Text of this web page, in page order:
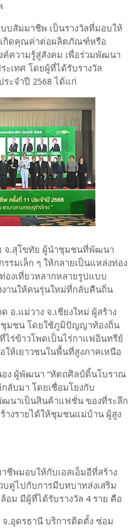
บสัมมาชีพ เป็นรางวัลที่มอบให้
เกิดคุณค่าต่อผลิตภัณฑ์หรือ
ค์ความรู้สู่สังคม เพื่อร่วมพัฒนา
เทศ โดยผู้ที่ได้รับรางวัล
ะจำปี 2568 ได้แก่
จ.สุโขทัย ผู้นำชุมชนที่พัฒนา
รมเล็ก ๆ ให้กลายเป็นแหล่งท่อง
องเที่ยวหลากหลายรูปแบบ
งานให้คนรุ่นใหม่ที่กลับคืนถิ่น
อ.แม่วาง จ.เชียงใหม่ ผู้สร้าง
มชน โดยใช้ภูมิปัญญาท้องถิ่น
ไร่ข้าวโพดเป็นไร่กาแฟอินทรีย์
ห้เยาวชนในพื้นที่สูงภาคเหนือ
อง ผู้พัฒนา “หัตถศิลป์ดิ้นโบราณ
ลับมา โดยเชื่อมโยงกับ
นาเป็นสินค้าแฟชั่น ของที่ระลึก
งรายได้ให้ชุมชนแม่บ้าน ผู้สูง
ชีพมอบให้กับเอสเอ็มอีที่สร้าง
คู่ไปกับการมีบทบาทส่งเสริม
ม มีผู้ที่ได้รับรางวัล 4 ราย คือ
.อุดรธานี บริการติดตั้ง ซ่อม